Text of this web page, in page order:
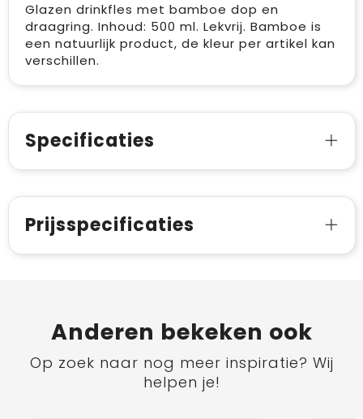
Glazen drinkfles met bamboe dop en
draagring. Inhoud: 500 ml. Lekvrij. Bamboe is
een natuurlijk product, de kleur per artikel kan
verschillen.
Specificaties
Prijsspecificaties
Anderen bekeken ook
Op zoek naar nog meer inspiratie? Wij
helpen je!